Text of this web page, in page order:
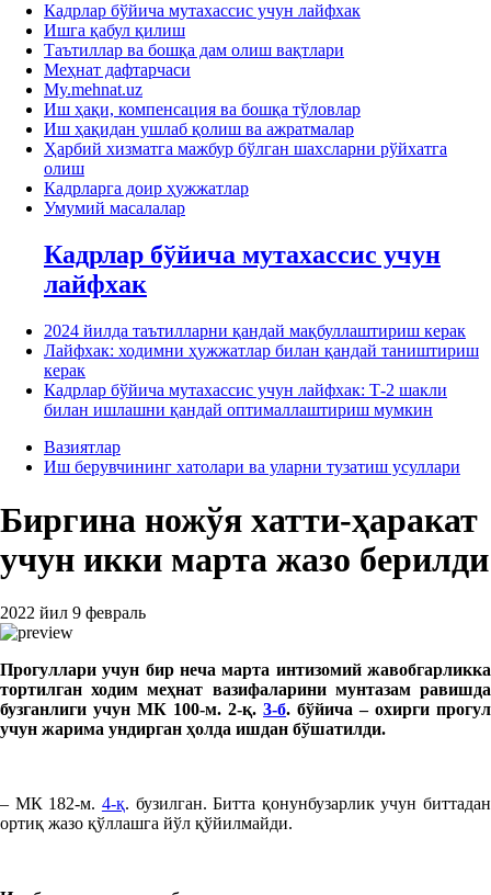
Кадрлар бўйича мутахассис учун лайфхак
Ишга қабул қилиш
Таътиллар ва бошқа дам олиш вақтлари
Меҳнат дафтарчаси
My.mehnat.uz
Иш ҳақи, компенсация ва бошқа тўловлар
Иш ҳақидан ушлаб қолиш ва ажратмалар
Ҳарбий хизматга мажбур бўлган шахсларни рўйхатга
олиш
Кадрларга доир ҳужжатлар
Умумий масалалар
Кадрлар бўйича мутахассис учун
лайфхак
2024 йилда таътилларни қандай мақбуллаштириш керак
Лайфхак: ходимни ҳужжатлар билан қандай таништириш
керак
Кадрлар бўйича мутахассис учун лайфхак: Т-2 шакли
билан ишлашни қандай оптималлаштириш мумкин
Вазиятлар
Иш берувчининг хатолари ва уларни тузатиш усуллари
Биргина ножўя хатти-ҳаракат
учун икки марта жазо берилди
2022 йил 9 февраль
Прогуллари учун бир неча марта интизомий жавобгарликка
тортилган ходим меҳнат вазифаларини мунтазам равишда
бузганлиги учун МК 100-м. 2-қ. 3-б. бўйича – охирги прогул
учун жарима ундирган ҳолда ишдан бўшатилди.
– МК 182-м. 4-қ. бузилган. Битта қонунбузарлик учун биттадан
ортиқ жазо қўллашга йўл қўйилмайди.